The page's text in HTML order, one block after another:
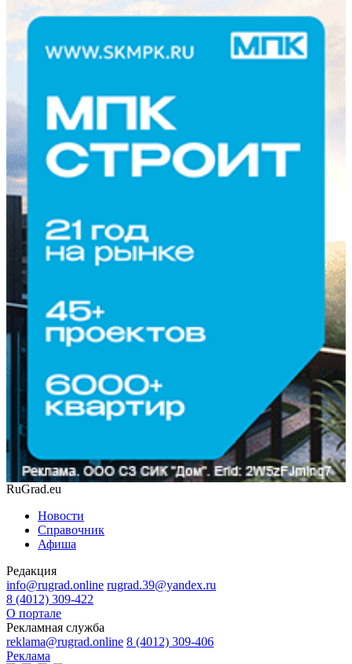
RuGrad.eu
Новости
Справочник
Афиша
Редакция
info@rugrad.online rugrad.39@yandex.ru
8 (4012) 309-422
О портале
Рекламная служба
reklama@rugrad.online 8 (4012) 309-406
Реклама